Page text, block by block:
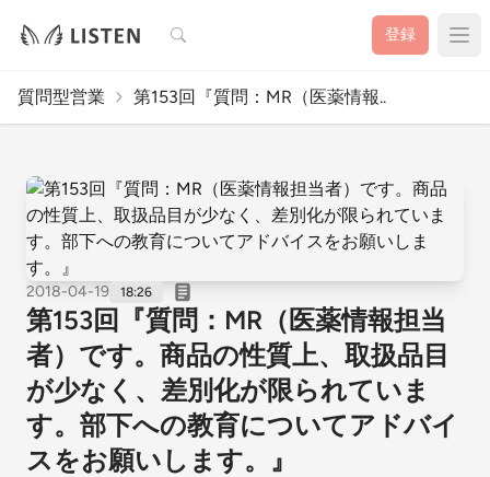
検索 登録
質問型営業 第153回『質問：MR（医薬情報..
2018-04-19 18:26
第153回『質問：MR（医薬情報担当
者）です。商品の性質上、取扱品目
が少なく、差別化が限られていま
す。部下への教育についてアドバイ
スをお願いします。』